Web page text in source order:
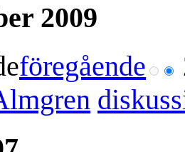
2009
föregående